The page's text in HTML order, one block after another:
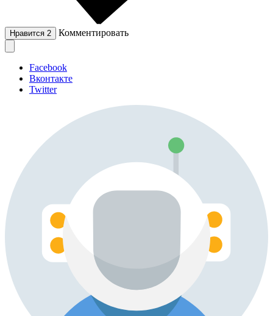
Нравится 2 Комментировать
Facebook
Вконтакте
Twitter